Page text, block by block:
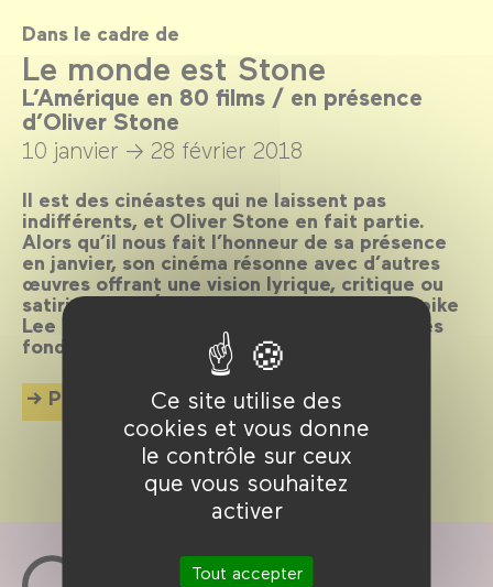
Ce site utilise des
cookies et vous donne
le contrôle sur ceux
que vous souhaitez
activer
Tout accepter
Dans le cadre de
Le monde est Stone
L’Amérique en 80 films / en présence
d’Oliver Stone
10 janvier → 28 février 2018
Il est des cinéastes qui ne laissent pas
indifférents, et Oliver Stone en fait partie.
Alors qu’il nous fait l’honneur de sa présence
en janvier, son cinéma résonne avec d’autres
œuvres offrant une vision lyrique, critique ou
satirique des États-Unis. De John Ford à Spike
Lee ou à Michael Mann, explorons les mythes
fondateurs de l’imaginaire américain.
Plus d'info